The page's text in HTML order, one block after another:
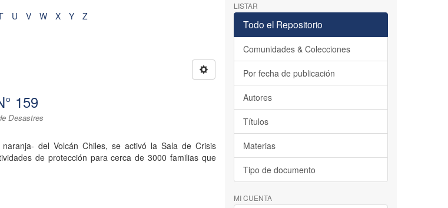
U V W X Y Z
159
Desastres
del Volcán Chiles, se activó la Sala de Crisis
de protección para cerca de 3000 familias que
LISTAR
Todo el Repositorio
Comunidades & Colecciones
Por fecha de publicación
Autores
Títulos
Materias
Tipo de documento
MI CUENTA